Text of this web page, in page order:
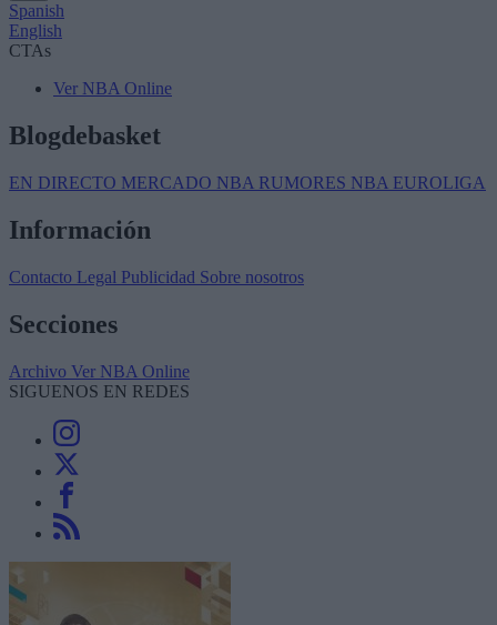
Spanish
English
CTAs
Ver NBA Online
Blogdebasket
EN DIRECTO MERCADO NBA RUMORES NBA EUROLIGA
Información
Contacto Legal Publicidad Sobre nosotros
Secciones
Archivo Ver NBA Online
SIGUENOS EN REDES